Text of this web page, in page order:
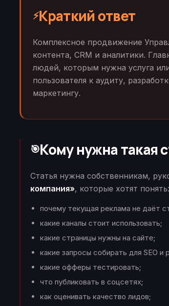
⚡Краткий ответ
Комплексное продвижение
контента, CRM и аналитики.
людей, которым нужна услуга
пользователя к аудиту,
маркетингу.
🎯Кому нужна такая
Статья нужна собственникам,
компания», которые хотят понять:
почему текущая реклама не даёт
какие каналы стоит использовать;
какие страницы нужны на сайте;
какие запросы собирать для SEO и
какие офферы тестировать;
что публиковать в соцсетях;
как оценивать качество лидов;